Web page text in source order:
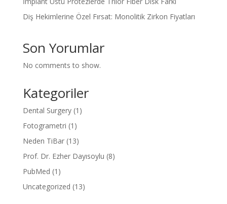
Diş Hekimlerine Özel Fırsat: Monolitik Zirkon Fiyatları
Son Yorumlar
No comments to show.
Kategoriler
Dental Surgery(1)
Fotogrametri (1)
Neden TiBar(13)
Prof. Dr. Ezher Dayısoylu (8)
PubMed (1)
Uncategorized (13)